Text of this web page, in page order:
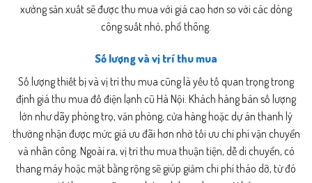
xưởng sản xuất sẽ được thu mua với giá cao hơn so với các dòng
công suất nhỏ, phổ thông.
Số lượng và vị trí thu mua
Số lượng thiết bị và vị trí thu mua cũng là yếu tố quan trọng trong
định giá thu mua đồ điện lạnh cũ Hà Nội. Khách hàng bán số lượng
lớn như dãy phòng trọ, văn phòng, cửa hàng hoặc dự án thanh lý
thường nhận được mức giá ưu đãi hơn nhờ tối ưu chi phí vận chuyển
và nhân công. Ngoài ra, vị trí thu mua thuận tiện, dễ di chuyển, có
thang máy hoặc mặt bằng rộng sẽ giúp giảm chi phí tháo dỡ, từ đó